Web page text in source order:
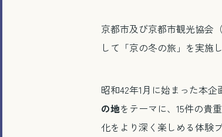
京都市及び京都市観光協会
して「京の冬の旅」を実施し
昭和42年1月に始まった本企
の地をテーマに、15件の貴
化をより深く楽しめる体験